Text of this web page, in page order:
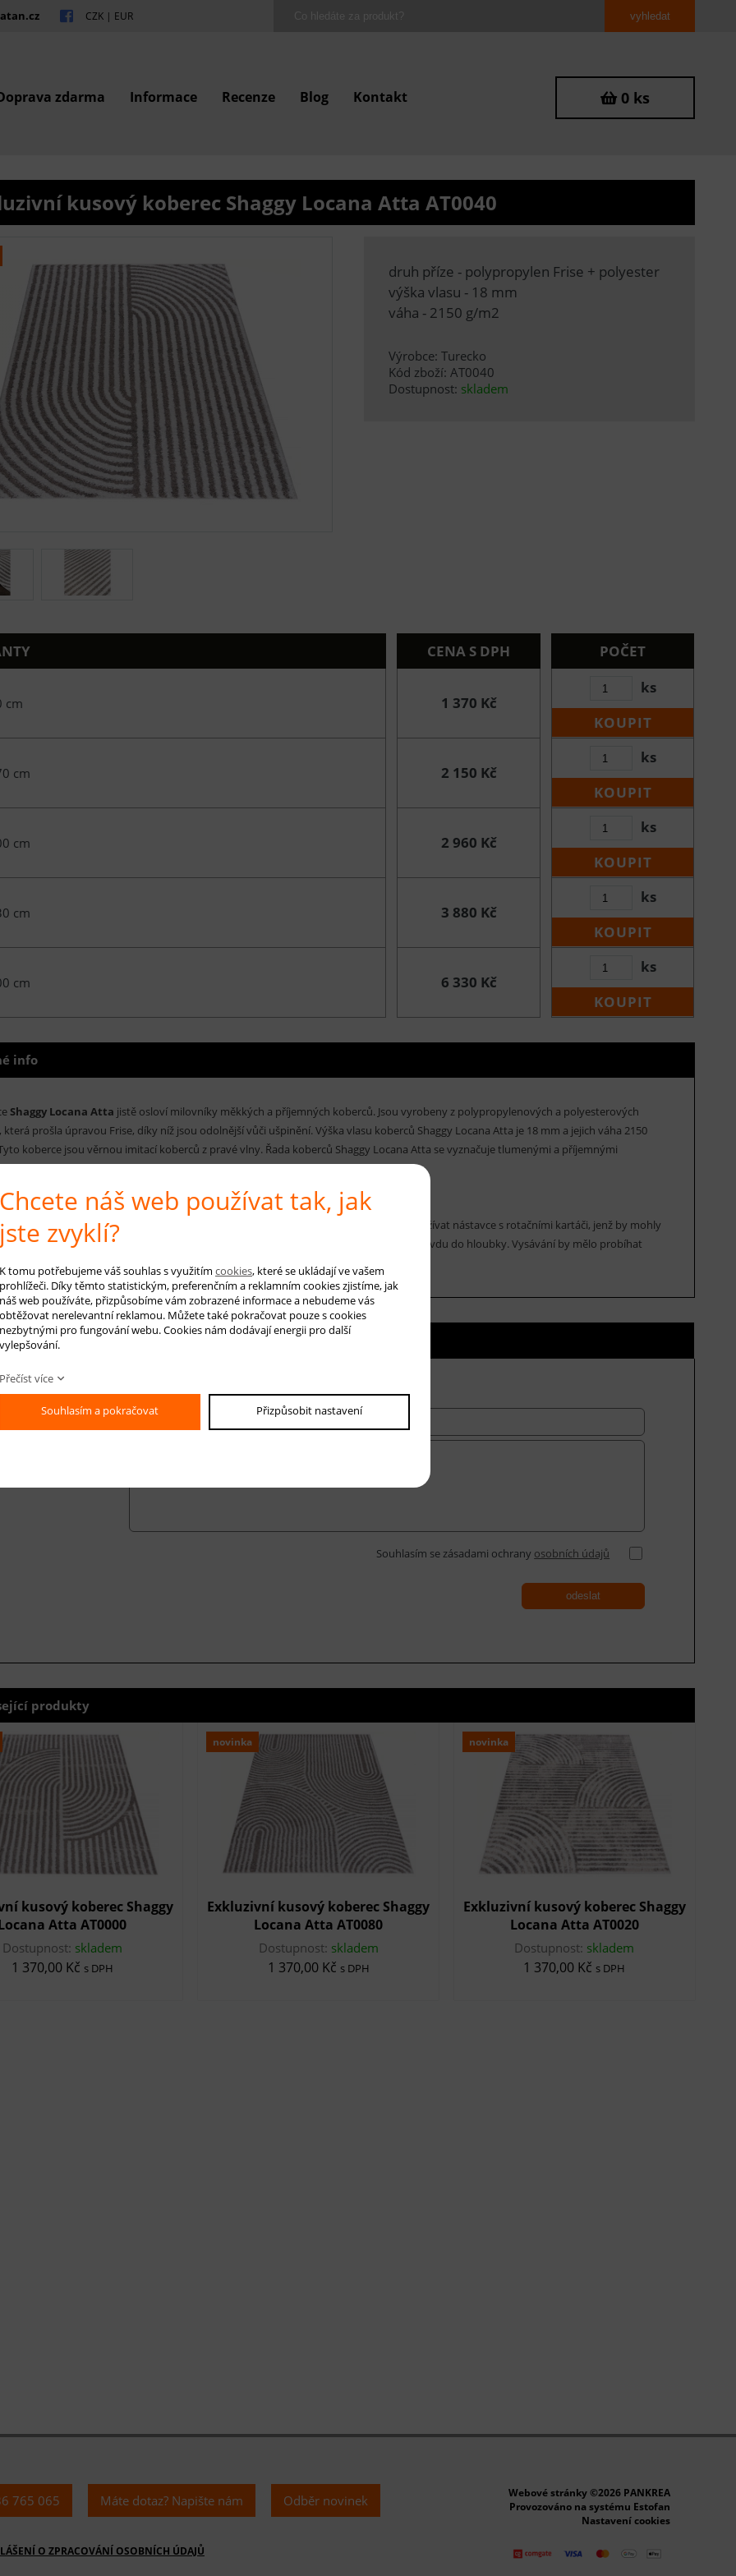
CZK | EUR
zdarma Informace Recenze Blog Kontakt 0 ks
kusový koberec Shaggy Locana Atta AT0040
druh příze - polypropylen Frise + polyester
výška vlasu - 18 mm
váha - 2150 g/m2
Výrobce: Turecko
Kód zboží: AT0040
Dostupnost: skladem
CENA S DPH POČET
cm 1 370 Kč
ks
KOUPIT
cm 2 150 Kč
ks
KOUPIT
cm 2 960 Kč
ks
KOUPIT
cm 3 880 Kč
ks
KOUPIT
cm 6 330 Kč
ks
KOUPIT
info
Shaggy Locana Atta jistě osloví milovníky měkkých a příjemných koberců. Jsou vyrobeny z polypropylenových a polyesterových
která prošla úpravou Frise, díky níž jsou odolnější vůči ušpinění. Výška vlasu koberců Shaggy Locana Atta je 18 mm a jejich váha 2150
koberce jsou věrnou imitací koberců z pravé vlny. Řada koberců Shaggy Locana Atta se vyznačuje tlumenými a příjemnými
barvami a také zajímavými vzory. Lze je tedy sladit s jakýmkoli interiérem.
ÚDRŽBA:
koberce postačí suché vysávání, při velkém úklidu vyklepání. Nedoporučuje se používat nástavce s rotačními kartáči, jenž by mohly
nenávratně poškodit. Vhodný je nástavec na čalounění, díky němuž se dostanete opravdu do hloubky. Vysávání by mělo probíhat
produkt Hlídání ceny
Souhlasím se zásadami ochrany osobních údajů
odeslat
produkty
kusový koberec Shaggy
Atta AT0000
Dostupnost: skladem
1 370,00 Kč s DPH
novinka
Exkluzivní kusový koberec Shaggy
Locana Atta AT0080
Dostupnost: skladem
1 370,00 Kč s DPH
novinka
Exkluzivní kusový koberec Shaggy
Locana Atta AT0020
Dostupnost: skladem
1 370,00 Kč s DPH
O ZPRACOVÁNÍ OSOBNÍCH ÚDAJŮ
765 065 Máte dotaz? Napište nám Odběr novinek
Webové stránky ©2026 PANKREA
Provozováno na systému Estofan
Nastavení cookies
Chcete náš web používat tak, jak
jste zvyklí?
K tomu potřebujeme váš souhlas s využitím cookies, které se ukládají ve vašem
prohlížeči. Díky těmto statistickým, preferenčním a reklamním cookies zjistíme, jak
náš web používáte, přizpůsobíme vám zobrazené informace a nebudeme vás
obtěžovat nerelevantní reklamou. Můžete také pokračovat pouze s cookies
nezbytnými pro fungování webu. Cookies nám dodávají energii pro další
vylepšování.
Přečíst více
Souhlasím a pokračovat Přizpůsobit nastavení